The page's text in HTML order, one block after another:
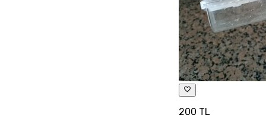
200 TL